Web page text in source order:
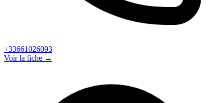
+33661026093
Voir la fiche →